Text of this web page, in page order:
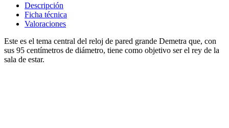
Descripción
Ficha técnica
Valoraciones
Este es el tema central del reloj de pared grande Demetra que, con
sus 95 centímetros de diámetro, tiene como objetivo ser el rey de la
sala de estar.